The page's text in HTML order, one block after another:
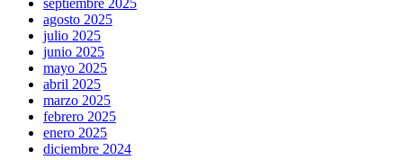
septiembre 2025
agosto 2025
julio 2025
junio 2025
mayo 2025
abril 2025
marzo 2025
febrero 2025
enero 2025
diciembre 2024